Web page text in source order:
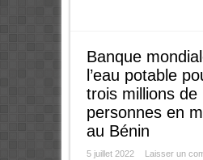
Banque
l’eau potable
trois millions de
personnes en
au Bénin
5 juillet 2022 Laisser un